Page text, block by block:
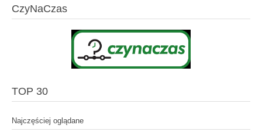
CzyNaCzas
TOP 30
Najczęściej oglądane